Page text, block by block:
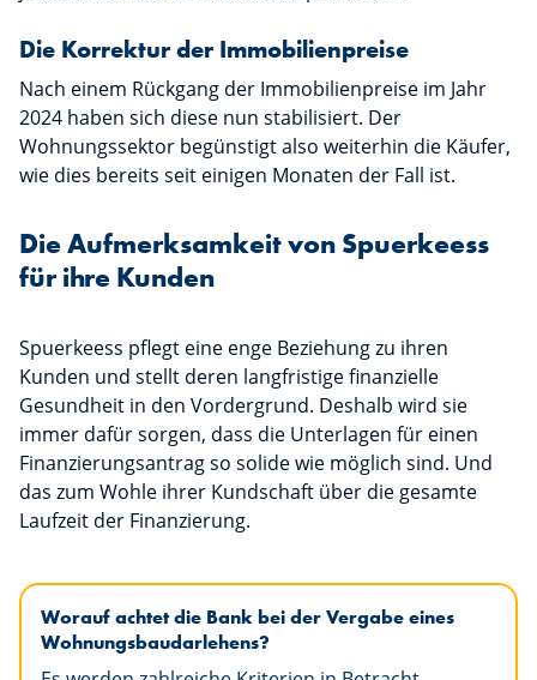
Die Korrektur der Immobilienpreise
Nach einem Rückgang der Immobilienpreise im Jahr
2024 haben sich diese nun stabilisiert. Der
Wohnungssektor begünstigt also weiterhin die Käufer,
wie dies bereits seit einigen Monaten der Fall ist.
Die Aufmerksamkeit von Spuerkeess
für ihre Kunden
Spuerkeess pflegt eine enge Beziehung zu ihren
Kunden und stellt deren langfristige finanzielle
Gesundheit in den Vordergrund. Deshalb wird sie
immer dafür sorgen, dass die Unterlagen für einen
Finanzierungsantrag so solide wie möglich sind. Und
das zum Wohle ihrer Kundschaft über die gesamte
Laufzeit der Finanzierung.
Worauf achtet die Bank bei der Vergabe eines
Wohnungsbaudarlehens?